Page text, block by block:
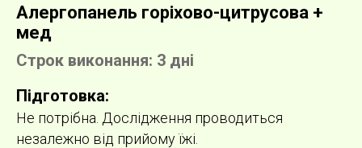
Алергопанель горіхово-цитрусова +
мед
Строк виконання: 3 дні
Підготовка:
Не потрібна. Дослідження проводиться
незалежно від прийому їжі.